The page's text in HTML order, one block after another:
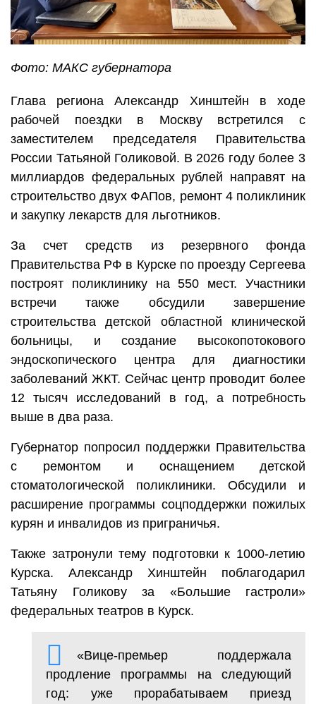
Фото: МАКС губернатора
Глава региона Александр Хинштейн в ходе
рабочей поездки в Москву встретился с
заместителем председателя Правительства
России Татьяной Голиковой. В 2026 году более 3
миллиардов федеральных рублей направят на
строительство двух ФАПов, ремонт 4 поликлиник
и закупку лекарств для льготников.
За счет средств из резервного фонда
Правительства РФ в Курске по проезду Сергеева
построят поликлинику на 550 мест. Участники
встречи также обсудили завершение
строительства детской областной клинической
больницы, и создание высокопотокового
эндоскопического центра для диагностики
заболеваний ЖКТ. Сейчас центр проводит более
12 тысяч исследований в год, а потребность
выше в два раза.
Губернатор попросил поддержки Правительства
с ремонтом и оснащением детской
стоматологической поликлиники. Обсудили и
расширение программы соцподдержки пожилых
курян и инвалидов из приграничья.
Также затронули тему подготовки к 1000-летию
Курска. Александр Хинштейн поблагодарил
Татьяну Голикову за «Большие гастроли»
федеральных театров в Курск.
«Вице-премьер поддержала
продление программы на следующий
год: уже прорабатываем приезд